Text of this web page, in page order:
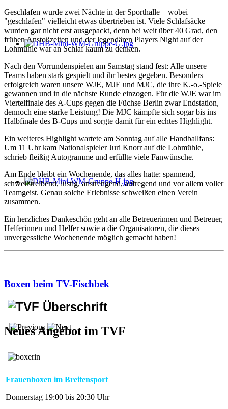
Geschlafen wurde zwei Nächte in der Sporthalle – wobei
"geschlafen" vielleicht etwas übertrieben ist. Viele Schlafsäcke
wurden gar nicht erst ausgepackt, denn bei weit über 40 Grad, den
frühen Anstoßzeiten und der legendären Players Night auf der
Lohmühle war an Schlaf kaum zu denken.
Nach den Vorrundenspielen am Samstag stand fest: Alle unsere
Teams haben stark gespielt und ihr bestes gegeben. Besonders
erfolgreich waren unsere WJE, MJE und MJC, die ihre K.-o.-Spiele
gewannen und in die nächste Runde einzogen. Für die WJE war im
Viertelfinale des A-Cups gegen die Füchse Berlin zwar Endstation,
dennoch eine starke Leistung! Die MJC kämpfte sich sogar bis ins
Halbfinale des B-Cups und sorgte damit für ein echtes Highlight.
Ein weiteres Highlight wartete am Sonntag auf alle Handballfans:
Um 11 Uhr kam Nationalspieler Juri Knorr auf die Lohmühle,
schrieb fleißig Autogramme und erfüllte viele Fanwünsche.
Am Ende bleibt ein Wochenende, das alles hatte: spannend,
schweißtreibend, lustig, anstrengend, aufregend und vor allem voller
Teamgeist. Genau solche Erlebnisse schweißen einen Verein
zusammen.
Ein herzliches Dankeschön geht an alle Betreuerinnen und Betreuer,
Helferinnen und Helfer sowie a die Organisatoren, die dieses
unvergessliche Wochenende möglich gemacht haben!
Boxen beim TV-Fischbek
Neues Angebot im TVF
Frauenboxen im Breitensport
Donnerstag 19:00 bis 20:30 Uhr